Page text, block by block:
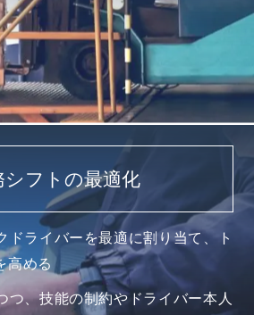
シフトの最適化
ドライバーを最適に割り当て、ト
高める
つ、技能の制約やドライバー本人